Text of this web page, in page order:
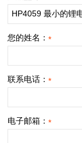
您的姓名：*
联系电话：*
电子邮箱：*